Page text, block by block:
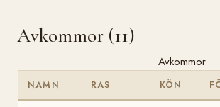
Avkommor (11)
Avkommor
NAMN RAS KÖN